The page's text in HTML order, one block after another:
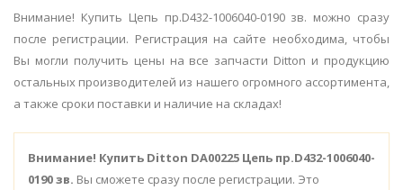
Внимание! Купить Цепь пр.D432-1006040-0190 зв. можно сразу
после регистрации. Регистрация на сайте необходима, чтобы
Вы могли получить цены на все запчасти Ditton и продукцию
остальных производителей из нашего огромного ассортимента,
а также сроки поставки и наличие на складах!
Внимание! Купить Ditton DA00225 Цепь пр.D432-1006040-
0190 зв. Вы сможете сразу после регистрации. Это